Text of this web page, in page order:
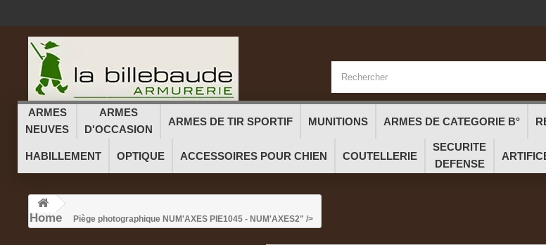
ARMES
NEUVES
ARMES
D'OCCASION
ARMES DE TIR SPORTIF MUNITIONS ARMES DE CATEGORIE B°
HABILLEMENT OPTIQUE ACCESSOIRES POUR CHIEN COUTELLERIE
SECURITE
DEFENSE
Home Piège photographique NUM'AXES PIE1045 - NUM'AXES2" />